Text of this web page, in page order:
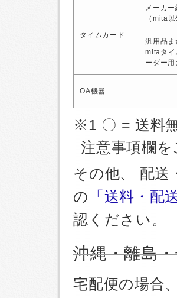
タイムカード
メーカ
（mita
汎用品ま
mitaタイ
ーダー
OA機器
※1 〇 = 送料
注意事項欄
その他、 配送
の
「送料・配
認ください。
沖縄・離島
宅配便の場合